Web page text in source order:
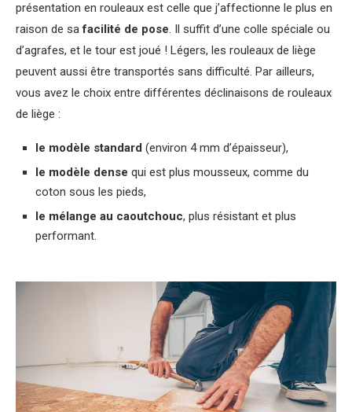
présentation en rouleaux est celle que j’affectionne le plus en
raison de safacilité de pose. Il suffit d’une colle spéciale ou
d’agrafes, et le tour est joué ! Légers, les rouleaux de liège
peuvent aussi être transportés sans difficulté. Par ailleurs,
vous avez le choix entre différentes déclinaisons de rouleaux
de liège :
le modèle standard (environ 4 mm d’épaisseur),
le modèle dense qui est plus mousseux, comme du
coton sous les pieds,
le mélange au caoutchouc, plus résistant et plus
performant.